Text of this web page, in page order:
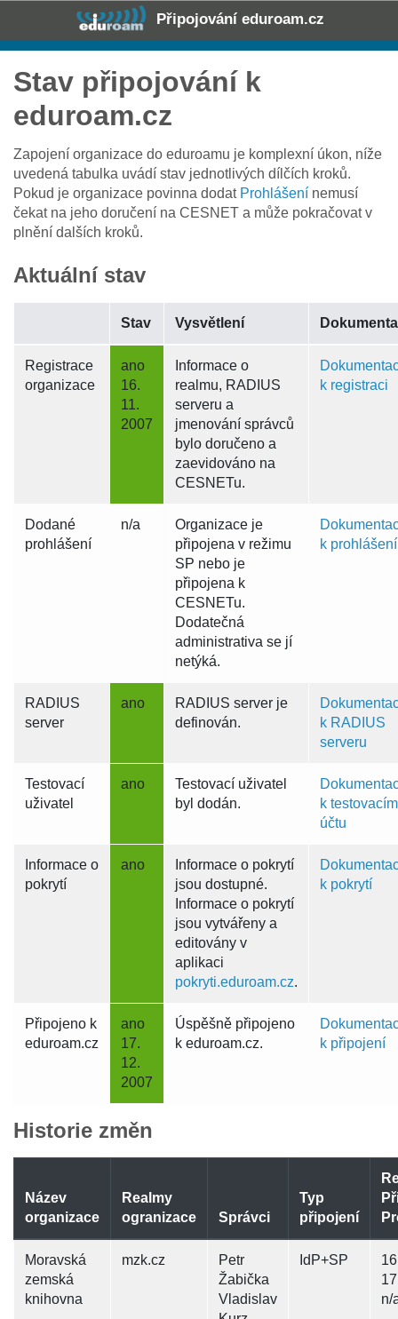
Připojování eduroam.cz
Stav připojování k
eduroam.cz
Zapojení organizace do eduroamu je komplexní úkon, níže
uvedená tabulka uvádí stav jednotlivých dílčích kroků.
Pokud je organizace povinna dodat Prohlášení nemusí
čekat na jeho doručení na CESNET a může pokračovat v
plnění dalších kroků.
Aktuální stav
Stav Vysvětlení
Registrace
organizace
ano
16.
11.
2007
Informace o
realmu, RADIUS
serveru a
jmenování správců
bylo doručeno a
zaevidováno na
CESNETu.
k registraci
Dodané
prohlášení
n/a
Organizace je
připojena v režimu
SP nebo je
připojena k
CESNETu.
Dodatečná
administrativa se jí
netýká.
k prohlášení
RADIUS
server
ano
RADIUS server je
definován.
k RADIUS
serveru
Testovací
uživatel
ano
Testovací uživatel
byl dodán.
k
účtu
Informace o
pokrytí
ano
Informace o pokrytí
jsou dostupné.
Informace o pokrytí
jsou vytvářeny a
editovány v
aplikaci
pokryti.eduroam.cz.
k pokrytí
Připojeno k
eduroam.cz
ano
17.
12.
2007
Úspěšně připojeno
k eduroam.cz.
k připojení
Historie změn
Název
organizace
Realmy
ogranizace
Správci
Typ
připojení
Moravská
zemská
knihovna
mzk.cz
Petr
Žabička
Vladislav
IdP+SP
n/